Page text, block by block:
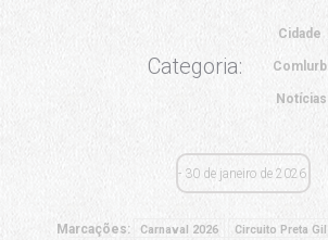
Categoria:
Cidade
Comlurb
Notícias
30 de janeiro de 2026
Marcações: Carnaval 2026 Circuito Preta Gil